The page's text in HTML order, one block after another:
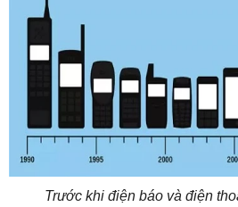
Trước khi điện báo và điện